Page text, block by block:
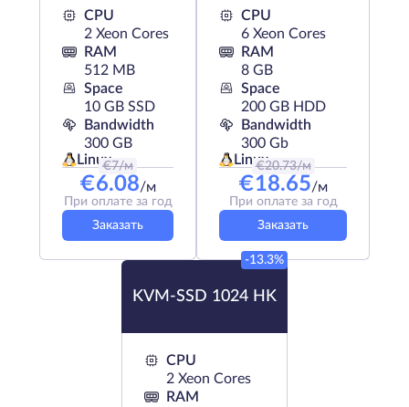
CPU
2 Xeon Cores
RAM
512 MB
Space
10 GB SSD
Bandwidth
300 GB
Linux
€7/м
€6.08/м
При оплате за год
Заказать
CPU
6 Xeon Cores
RAM
8 GB
Space
200 GB HDD
Bandwidth
300 Gb
Linux
€20.73/м
€18.65/м
При оплате за год
Заказать
KVM-SSD 1024 HK
-13.3%
CPU
2 Xeon Cores
RAM